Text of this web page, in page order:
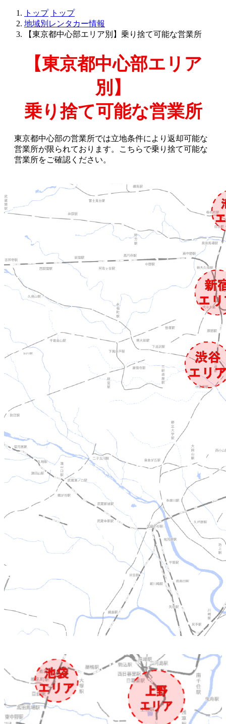
トップ トップ
地域別レンタカー情報
【東京都中心部エリア別】乗り捨て可能な営業所
【東京都中心部エリア
別】
乗り捨て可能な営業所
東京都中心部の営業所では立地条件により返却可能な
営業所が限られております。こちらで乗り捨て可能な
営業所をご確認ください。